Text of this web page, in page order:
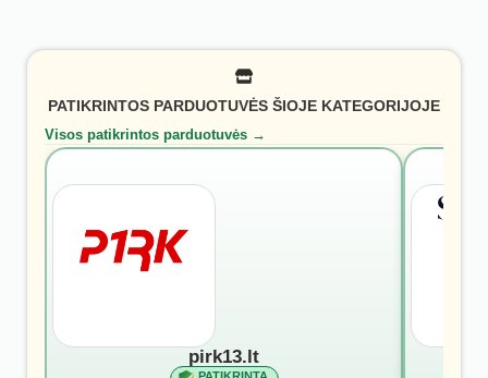
PATIKRINTOS PARDUOTUVĖS ŠIOJE KATEGORIJOJE
Visos patikrintos parduotuvės →
pirk13.lt